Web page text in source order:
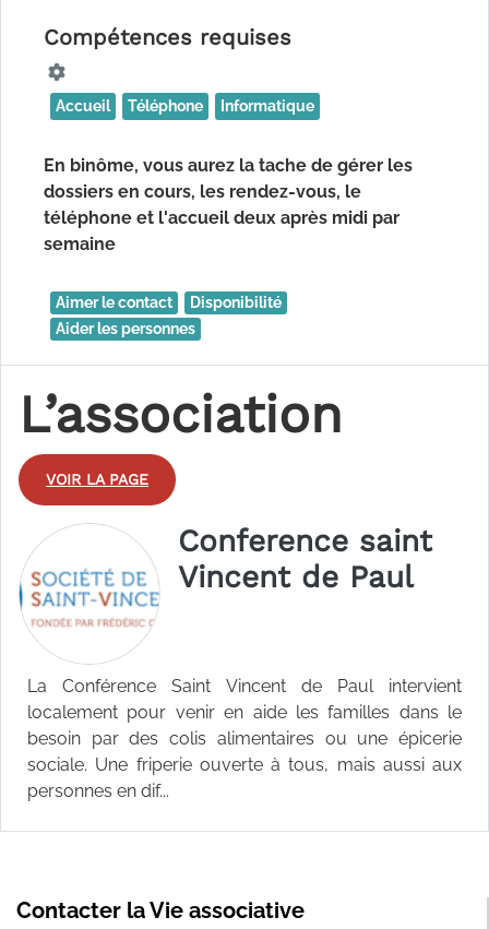
En binôme, vous aurez la tache de gérer les
dossiers en cours, les rendez-vous, le
téléphone et l'accueil deux après midi par
semaine
Aimer le contact
Disponibilité
Aider les personnes
Compétences requises
Accueil Téléphone Informatique
L’association
VOIR LA PAGE
Conference saint
Vincent de Paul
La Conférence Saint Vincent de Paul intervient
localement pour venir en aide les familles dans le
besoin par des colis alimentaires ou une épicerie
sociale. Une friperie ouverte à tous, mais aussi aux
personnes en dif...
Contacter la Vie associative